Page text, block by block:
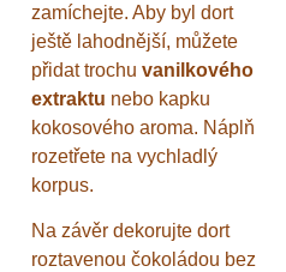
zamíchejte. Aby byl dort
ještě lahodnější, můžete
přidat trochu vanilkového
extraktu nebo kapku
kokosového aroma. Náplň
rozetřete na vychladlý
korpus.
Na závěr dekorujte dort
roztavenou čokoládou bez